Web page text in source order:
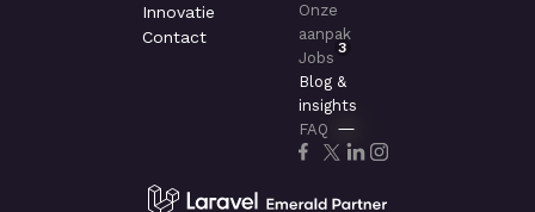
Innovatie
Contact
Onze
aanpak
Jobs
3
Blog &
insights
FAQ